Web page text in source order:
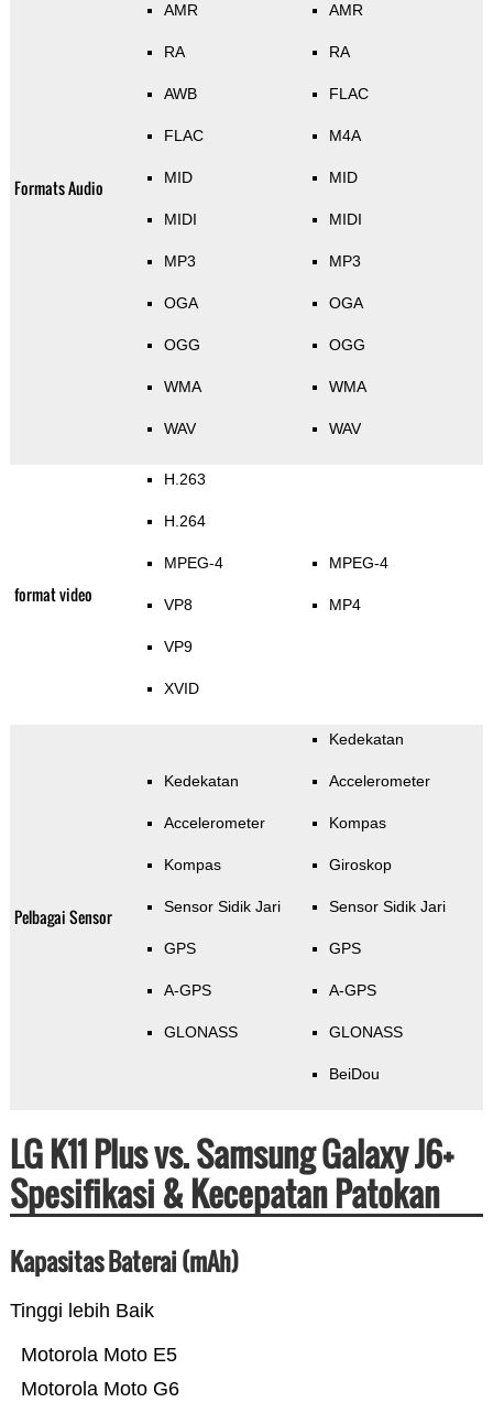
Formats Audio
AMR
RA
AWB
FLAC
MID
MIDI
MP3
OGA
OGG
WMA
WAV
AMR
RA
FLAC
M4A
MID
MIDI
MP3
OGA
OGG
WMA
WAV
format video
H.263
H.264
MPEG-4
VP8
VP9
XVID
MPEG-4
MP4
Pelbagai Sensor
Kedekatan
Accelerometer
Kompas
Sensor Sidik Jari
GPS
A-GPS
GLONASS
Kedekatan
Accelerometer
Kompas
Giroskop
Sensor Sidik Jari
GPS
A-GPS
GLONASS
BeiDou
LG K11 Plus vs. Samsung Galaxy J6+
Spesifikasi & Kecepatan Patokan
Kapasitas Baterai (mAh)
Tinggi lebih Baik
Motorola Moto G6
Motorola Moto E5